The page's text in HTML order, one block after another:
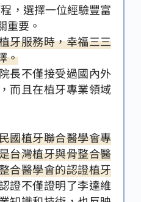
，選擇一位經驗豐富
重要。
牙服務時，幸福三三
。
長不僅接受過國內外
而且在植牙專業領域
國植牙聯合醫學會專
台灣植牙與骨整合醫
合醫學會的認證植牙
證不僅證明了李達維